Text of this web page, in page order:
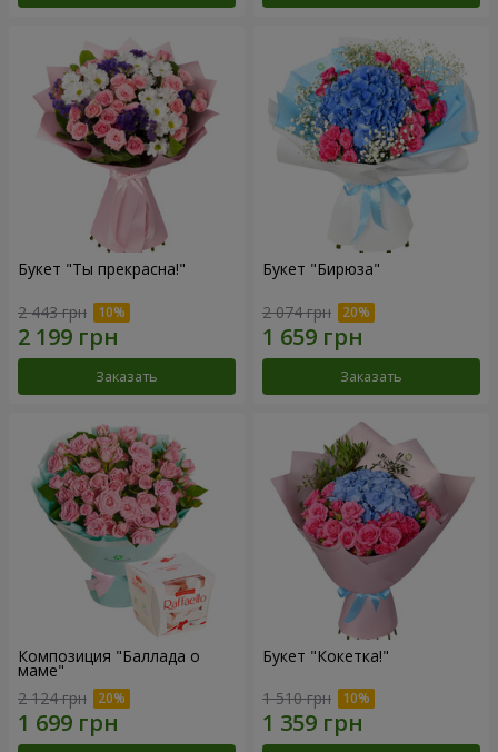
Букет "Ты прекрасна!"
2 443 грн
Заказать
Букет "Бирюза"
2 074 грн
Заказать
Композиция "Баллада о
маме"
2 124 грн
Букет "Кокетка!"
1 510 грн